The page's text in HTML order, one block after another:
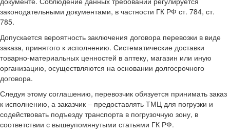
законодательными документами, в частности ГК РФ ст. 784, ст.
785.
Допускается вероятность заключения договора перевозки в виде
заказа, принятого к исполнению. Систематические доставки
товарно-материальных ценностей в аптеку, магазин или иную
организацию, осуществляются на основании долгосрочного
договора.
Следуя этому соглашению, перевозчик обязуется принимать заказ
к исполнению, а заказчик – предоставлять ТМЦ для погрузки и
содействовать подъезду транспорта в погрузочную зону, в
соответствии с вышеупомянутыми статьями ГК РФ.